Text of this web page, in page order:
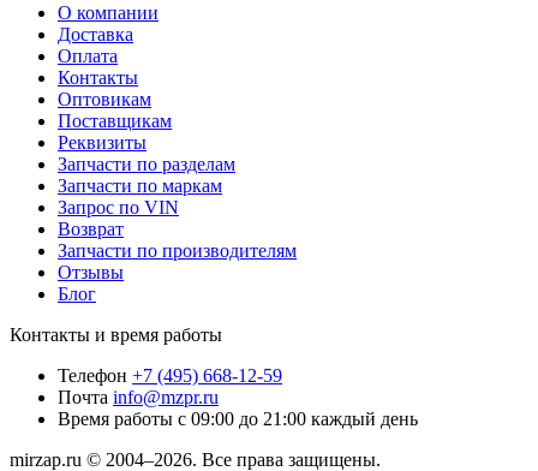
О компании
Доставка
Оплата
Контакты
Оптовикам
Поставщикам
Реквизиты
Запчасти по разделам
Запчасти по маркам
Запрос по VIN
Возврат
Запчасти по производителям
Отзывы
Блог
Контакты и время работы
Телефон +7 (495) 668-12-59
Почта info@mzpr.ru
Время работы с 09:00 до 21:00 каждый день
mirzap.ru © 2004–2026. Все права защищены.